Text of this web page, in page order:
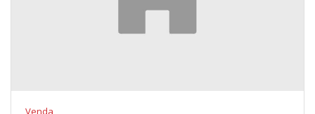
Venda